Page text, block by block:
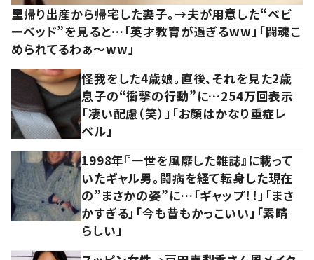
里帰り出産から帰宅した妻子。→夫が用意した“ベビ
ーベッド”を見ると…「英才教育が過ぎるww」「闘魂こ
められてるわぁ～ww」
怪我をした4歳娘。直後、それを見た2歳
息子の“衝撃の行動”に…254万回表示
「凄い配慮（笑）」「お顔はかなり重症レ
ベル」
1998年『一世を風靡した雑誌』に載って
いたギャル男。闘病を経て転身した現在
の”まさかの姿”に…「ギャップ！！」「まさ
かすぎる」「今も昔もかっこいい」「素晴
らしい」